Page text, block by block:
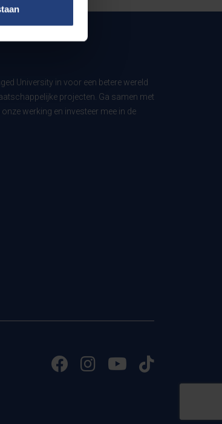
University in voor een betere wereld
projecten. Ga samen met
werking en investeer mee in de